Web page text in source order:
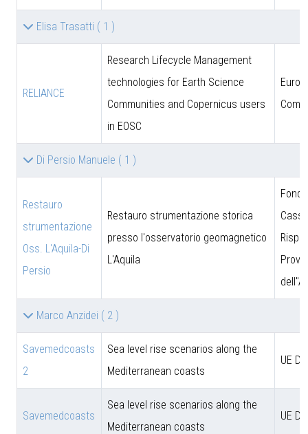
Elisa Trasatti ( 1 )
RELIANCE
Research Lifecycle Management
technologies for Earth Science
Communities and Copernicus users
in EOSC
Di Persio Manuele ( 1 )
Restauro
strumentazione
Oss. L'Aquila-Di
Persio
Restauro strumentazione storica
presso l'osservatorio geomagnetico
L'Aquila
Marco Anzidei ( 2 )
Savemedcoasts
2
Sea level rise scenarios along the
Mediterranean coasts
UE
Savemedcoasts
Sea level rise scenarios along the
Mediterranean coasts
UE